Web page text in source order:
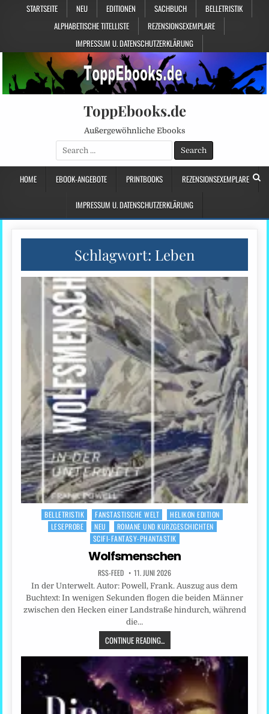
STARTSEITE NEU EDITIONEN SACHBUCH
BELLETRISTIK
ALPHABETISCHE TITELLISTE
REZENSIONSEXEMPLARE
IMPRESSUM U. DATENSCHUTZERKLÄRUNG
ToppEbooks.de
Außergewöhnliche Ebooks
Search
for:
HOME EBOOK-ANGEBOTE PRINTBOOKS REZENSIONSEXEMPLARE
IMPRESSUM U. DATENSCHUTZERKLÄRUNG
Schlagwort: Leben
Posted
BELLETRISTIK FANSTASTISCHE WELT
HELIKON EDITION
LESEPROBE
NEU
ROMANE UND KURZGESCHICHTEN
SCIFI-FANTASY-PHANTASTIK
Wolfsmenschen
RSS-FEED 11. JUNI 2026
In der Unterwelt. Autor: Powell, Frank. Auszug aus dem
Buchtext: In wenigen Sekunden flogen die beiden Männer
zwischen den Hecken einer Landstraße hindurch, während
die…
CONTINUE READING...